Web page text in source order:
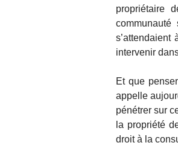
propriétaire
intervenir
Et que
appelle
pénétrer sur
la propriété
droit à la